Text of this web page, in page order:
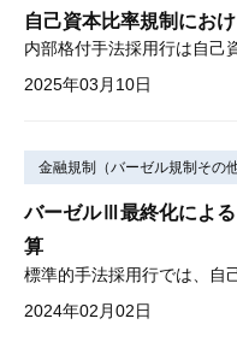
自己資本比率規制にお
内部格付手法採用行は自己
2025年03月10日
金融規制（バーゼル規制その他
バーゼルⅢ最終化によ
算
2024年02月02日